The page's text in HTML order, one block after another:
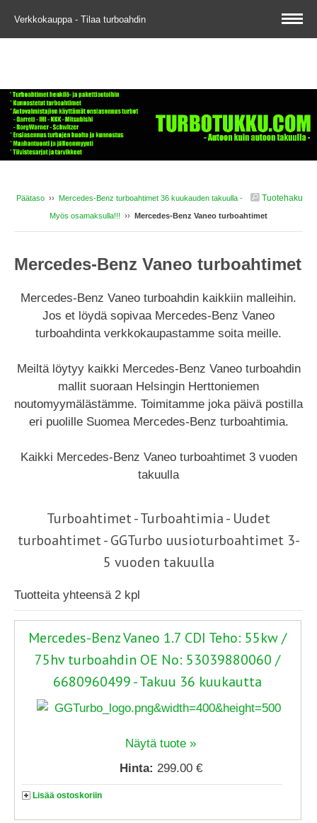
Verkkokauppa - Tilaa turboahdin
Tuotehaku
Päätaso ›› Mercedes-Benz turboahtimet 36 kuukauden takuulla -
Myös osamaksulla!!! ›› Mercedes-Benz Vaneo turboahtimet
Mercedes-Benz Vaneo turboahtimet
Mercedes-Benz Vaneo turboahdin kaikkiin malleihin.
Jos et löydä sopivaa Mercedes-Benz Vaneo
turboahdinta verkkokaupastamme soita meille.
Meiltä löytyy kaikki Mercedes-Benz Vaneo turboahdin
mallit suoraan Helsingin Herttoniemen
noutomyymälästämme. Toimitamme joka päivä postilla
eri puolille Suomea Mercedes-Benz turboahtimia.
Kaikki Mercedes-Benz Vaneo turboahtimet 3 vuoden
takuulla
Turboahtimet - Turboahtimia - Uudet
turboahtimet - GGTurbo uusioturboahtimet 3-
5 vuoden takuulla
Tuotteita yhteensä 2 kpl
Mercedes-Benz Vaneo 1.7 CDI Teho: 55kw /
75hv turboahdin OE No: 53039880060 /
6680960499 - Takuu 36 kuukautta
Näytä tuote »
Hinta: 299.00 €
Lisää ostoskoriin